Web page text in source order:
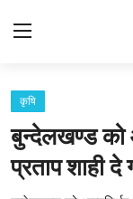
Contact
कृषि
बुन्देलखण्ड को
प्रताप शाही